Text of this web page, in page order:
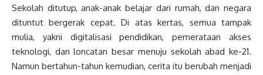
Sekolah ditutup, anak-anak belajar dari rumah, dan negara
dituntut bergerak cepat. Di atas kertas, semua tampak
mulia, yakni digitalisasi pendidikan, pemerataan akses
teknologi, dan loncatan besar menuju sekolah abad ke-21.
Namun bertahun-tahun kemudian, cerita itu berubah menjadi